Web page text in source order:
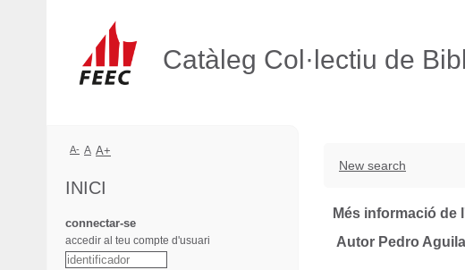
Catàleg Col·lectiu de
New search
Més informació de
Autor Pedro
A- A A+
INICI
connectar-se
accedir al teu compte d'usuari